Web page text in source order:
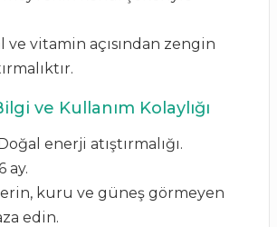
ve vitamin açısından zengin
ve Kullanım Kolaylığı
enerji atıştırmalığı.
ay.
kuru ve güneş görmeyen
edin.